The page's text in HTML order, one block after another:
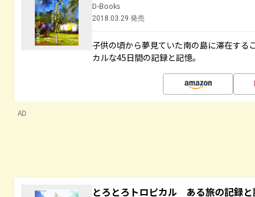
D-Books
2018.03.29 発売
子供の頃から夢見ていた南の島に滞在する
カルな45日間の記録と記憶。
AD
とろとろトロピカル ある旅の記録